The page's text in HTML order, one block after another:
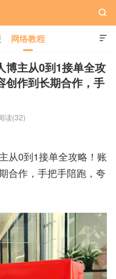

网络教程

博主从0到1接单全攻
创作到长期合作，手
读(32)
从0到1接单全攻略！账
合作，手把手陪跑，夸